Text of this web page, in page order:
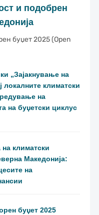
и подобрен
буџет 2025 (Open
„Зајакнување на
локалните климатски
на
на буџетски циклус
климатски
Македонија:
на
буџет 2025